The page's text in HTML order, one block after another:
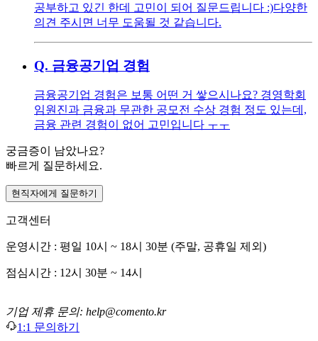
공부하고 있긴 한데 고민이 되어 질문드립니다 :) ​ 다양한
의견 주시면 너무 도움될 것 같습니다.
Q. 금융공기업 경험
금융공기업 경험은 보통 어떤 거 쌓으시나요? 경영학회
임원진과 금융과 무관한 공모전 수상 경험 정도 있는데,
금융 관련 경험이 없어 고민입니다 ㅜㅜ
궁금증이 남았나요?
빠르게 질문하세요.
현직자에게 질문하기
고객센터
운영시간 : 평일 10시 ~ 18시 30분 (주말, 공휴일 제외)
점심시간 : 12시 30분 ~ 14시
기업 제휴 문의: help@comento.kr
1:1 문의하기